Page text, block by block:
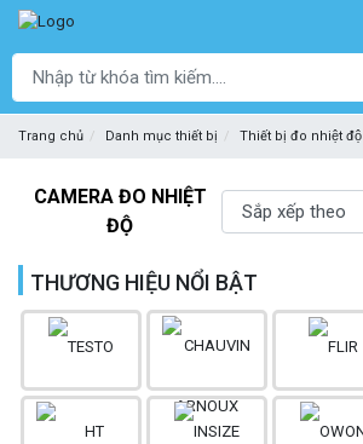
Trang chủ Danh mục thiết bị Thiết bị đo nhiệt độ
CAMERA ĐO NHIỆT
ĐỘ
THƯƠNG HIỆU NỔI BẬT